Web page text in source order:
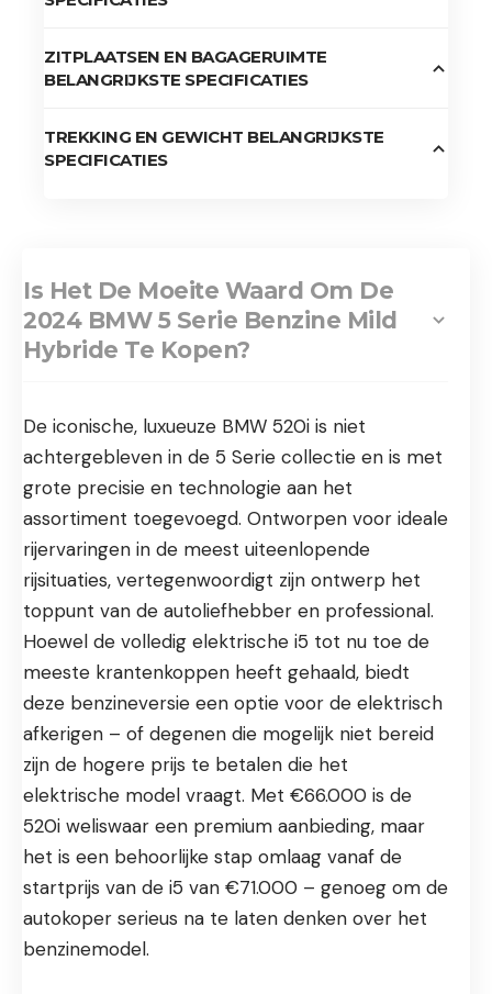
ZITPLAATSEN EN BAGAGERUIMTE
BELANGRIJKSTE SPECIFICATIES
TREKKING EN GEWICHT BELANGRIJKSTE
SPECIFICATIES
Is Het De Moeite Waard Om De
2024 BMW 5 Serie Benzine Mild
Hybride Te Kopen?
De iconische, luxueuze BMW 520i is niet
achtergebleven in de 5 Serie collectie en is met
grote precisie en technologie aan het
assortiment toegevoegd. Ontworpen voor ideale
rijervaringen in de meest uiteenlopende
rijsituaties, vertegenwoordigt zijn ontwerp het
toppunt van de autoliefhebber en professional.
Hoewel de volledig elektrische i5 tot nu toe de
meeste krantenkoppen heeft gehaald, biedt
deze benzineversie een optie voor de elektrisch
afkerigen – of degenen die mogelijk niet bereid
zijn de hogere prijs te betalen die het
elektrische model vraagt. Met €66.000 is de
520i weliswaar een premium aanbieding, maar
het is een behoorlijke stap omlaag vanaf de
startprijs van de i5 van €71.000 – genoeg om de
autokoper serieus na te laten denken over het
benzinemodel.